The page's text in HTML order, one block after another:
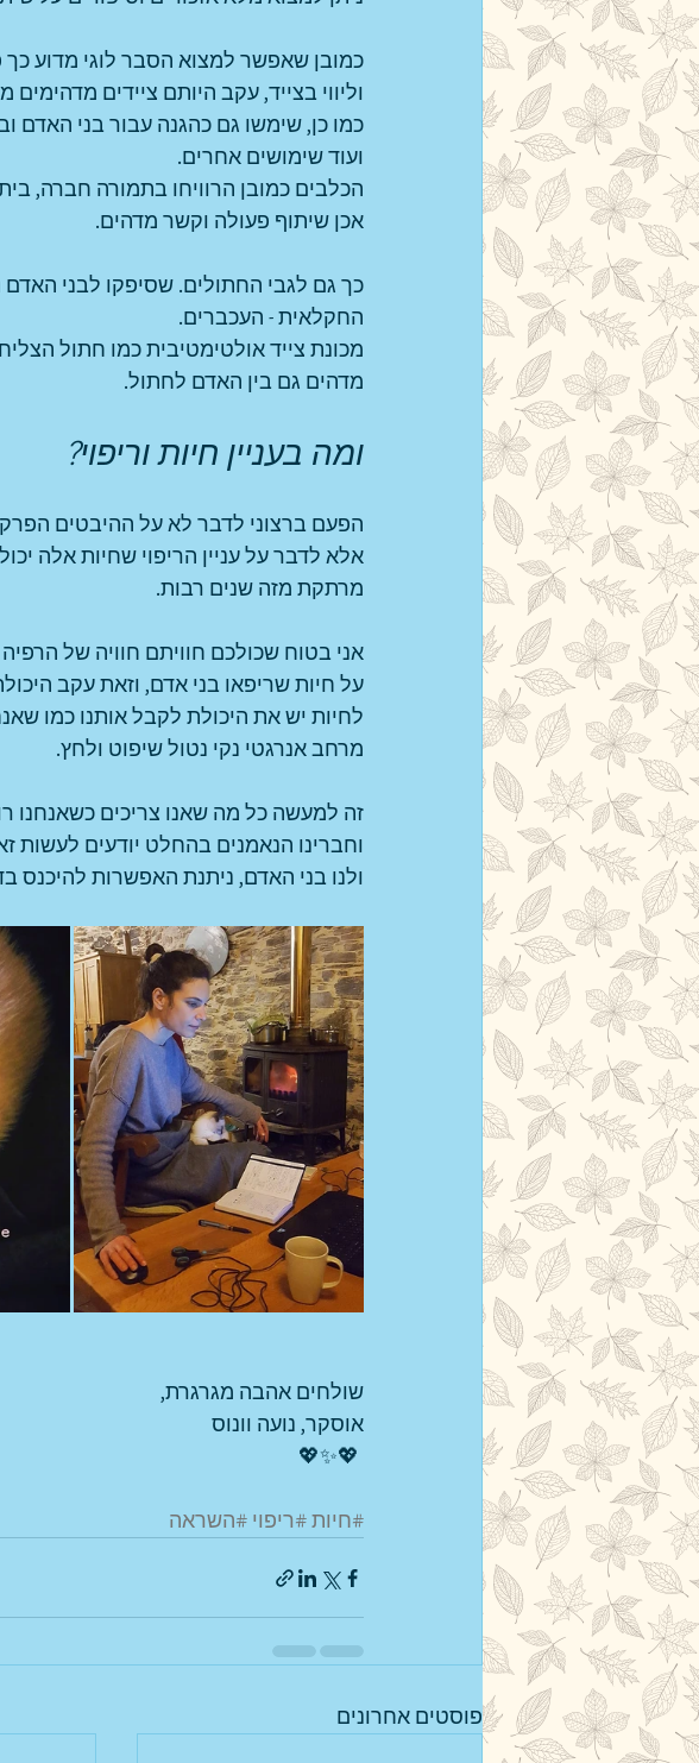
כמובן שאפשר למצוא הסבר לוגי מדוע
וליווי בצייד, עקב היותם ציידים
כמו כן, שימשו גם כהגנה עבור בני האדם
ועוד שימושים אחרים.
הכלבים כמובן הרוויחו בתמורה חברה,
אכן שיתוף פעולה וקשר מדהים.
כך גם לגבי החתולים. שסיפקו לבני
החקלאית - העכברים.
מכונת צייד אולטימטיבית כמו חתול
מדהים גם בין האדם לחתול.
ומה בעניין חיות וריפוי?
הפעם ברצוני לדבר לא על ההיבטים
אלא לדבר על עניין הריפוי שחיות אלה
מרתקת מזה שנים רבות.
אני בטוח שכולכם חוויתם חוויה של
על חיות שריפאו בני אדם, וזאת עקב
לחיות יש את היכולת לקבל אותנו כמו
מרחב אנרגטי נקי נטול שיפוט ולחץ.
זה למעשה כל מה שאנו צריכים כשאנחנו
וחברינו הנאמנים בהחלט יודעים לעשות
ולנו בני האדם, ניתנת האפשרות
שולחים אהבה מגרגרת,
אוסקר, נועה וונוס
💖✨💖
#חיות#ריפוי #השראה
פוסטים אחרונים